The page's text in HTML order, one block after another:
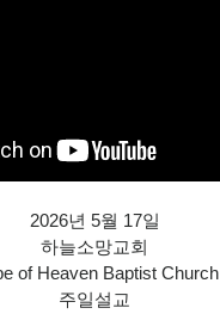
2026년 5월 17일
하늘소망교회
of Heaven Baptist Church
주일설교